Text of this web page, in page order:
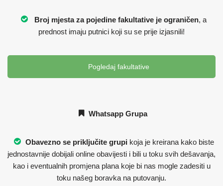
Broj mjesta za pojedine fakultative je ograničen, a
prednost imaju putnici koji su se prije izjasnili!
Pogledaj fakultative
Whatsapp Grupa
Obavezno se priključite grupikoja je kreirana kako biste
jednostavnije dobijali online obavijesti i bili u toku svih dešavanja,
kao i eventualnih promjena plana koje bi nas mogle zadesiti u
toku našeg boravka na putovanju.